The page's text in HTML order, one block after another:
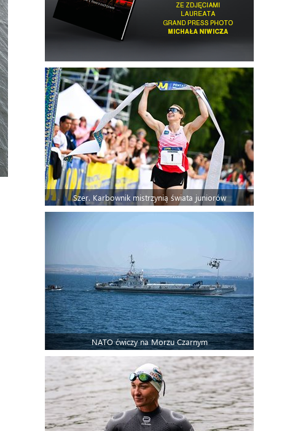
Szer. Karbownik mistrzynią świata juniorów
NATO ćwiczy na Morzu Czarnym